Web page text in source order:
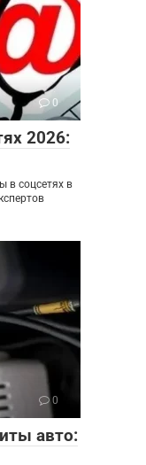
0
2026:
в соцсетях в
0
авто: